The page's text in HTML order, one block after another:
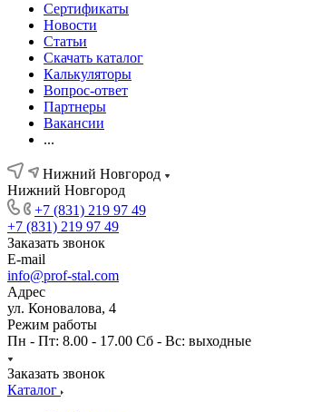
Сертификаты
Новости
Статьи
Скачать каталог
Калькуляторы
Вопрос-ответ
Партнеры
Вакансии
...
Нижний Новгород
Нижний Новгород
+7 (831) 219 97 49
+7 (831) 219 97 49
Заказать звонок
E-mail
info@prof-stal.com
Адрес
ул. Коновалова, 4
Режим работы
Пн - Пт: 8.00 - 17.00 Сб - Вс: выходные
Заказать звонок
Каталог